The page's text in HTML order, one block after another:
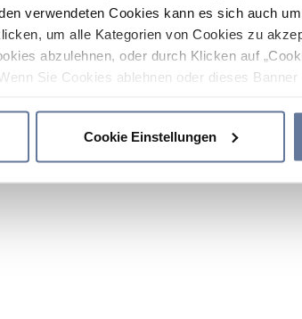
verwendeten Cookies kann es sich auch
um alle Kategorien von Cookies zu
abzulehnen, oder durch Klicken auf
Sie Cookies ablehnen oder dieses
Cookie Einstellungen